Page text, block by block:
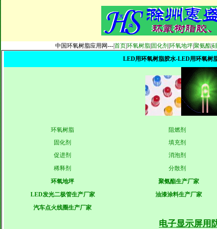
中国环氧树脂应用网---|首页环氧树脂 固化剂 环氧地坪聚氨酯
LED用环氧树脂胶水-LED用环氧树
环氧树脂
阻燃剂
固化剂
填充剂
促进剂
消泡剂
稀释剂
分散剂
环氧地坪
聚氨酯生产厂家
LED发光二极管生产厂家
油漆涂料生产厂家
汽车点火线圈生产厂家
电子显示屏用